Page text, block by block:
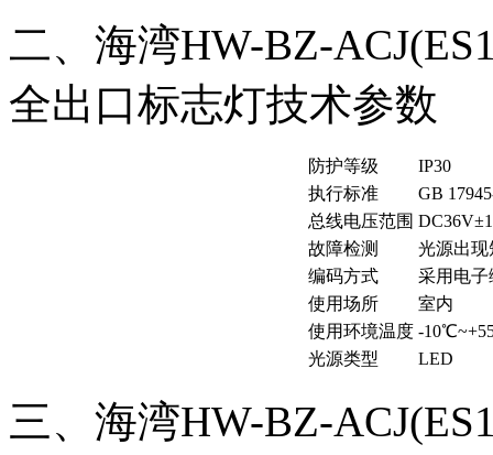
二、海湾HW-BZ-
全出口标志灯技术参数
防护等级
IP30
执行标准
GB
总线电压范围
故障检测
光源出现
编码方式
采用电子
使用场所
室内
使用环境温度 -
光源类型
LED
三、海湾HW-BZ-